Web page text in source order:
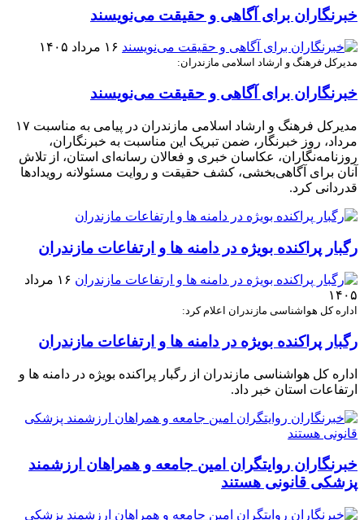
خبرنگاران برای آگاهی و حقیقت می‌نویسند
۱۶ مرداد ۱۴۰۵
مدیرکل فرهنگ و ارشاد اسلامی مازندران:
خبرنگاران برای آگاهی و حقیقت می‌نویسند
مدیرکل فرهنگ و ارشاد اسلامی مازندران در پیامی به مناسبت ۱۷
مرداد، روز خبرنگار، ضمن تبریک این مناسبت به خبرنگاران،
روزنامه‌نگاران، عکاسان خبری و فعالان رسانه‌ای استان، از تلاش
آنان برای آگاهی‌بخشی، کشف حقیقت و روایت مسئولانه رویدادها
قدردانی کرد.
رگبار پراکنده بویژه در دامنه ها و ارتفاعات مازندران
۱۶ مرداد
۱۴۰۵
اداره کل هواشناسی مازندران اعلام کرد:
رگبار پراکنده بویژه در دامنه ها و ارتفاعات مازندران
اداره کل هواشناسی مازندران از رگبار پراکنده بویژه در دامنه ها و
ارتفاعات استان خبر داد.
خبرنگاران روایتگران امین جامعه و همراهان ارزشمند
پزشکی قانونی هستند